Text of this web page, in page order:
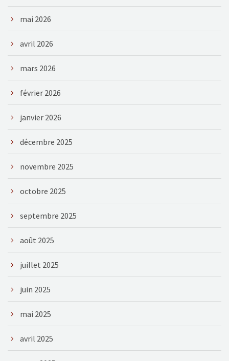
mai 2026
avril 2026
mars 2026
février 2026
janvier 2026
décembre 2025
novembre 2025
octobre 2025
septembre 2025
août 2025
juillet 2025
juin 2025
mai 2025
avril 2025